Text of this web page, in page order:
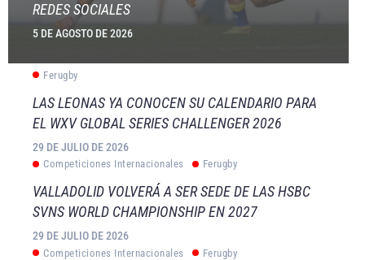
REDES SOCIALES
5 DE AGOSTO DE 2026
Ferugby
LAS LEONAS YA CONOCEN SU CALENDARIO PARA
EL WXV GLOBAL SERIES CHALLENGER 2026
29 DE JULIO DE 2026
Competiciones Internacionales Ferugby
VALLADOLID VOLVERÁ A SER SEDE DE LAS HSBC
SVNS WORLD CHAMPIONSHIP EN 2027
29 DE JULIO DE 2026
Competiciones Internacionales Ferugby